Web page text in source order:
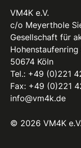
VM4K e.V.
c/o Meyerthole
Gesellschaft für
Hohenstaufenring
50674 Köln
Tel.: +49 (0)221
Fax: +49 (0)221
info@vm4k.de
© 2026 VM4K e.V.